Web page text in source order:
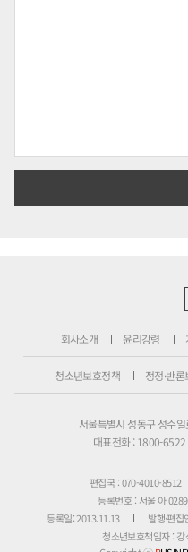
회사소개 윤리강령
청소년보호정책 정정·반론
서울특별시 성동구 성수
대표전화 : 1800-6522
편집국 : 070-4010-8512
등록번호 : 서울 아
등록일: 2013.11.13
발행·편
청소년보호책임자 : 강